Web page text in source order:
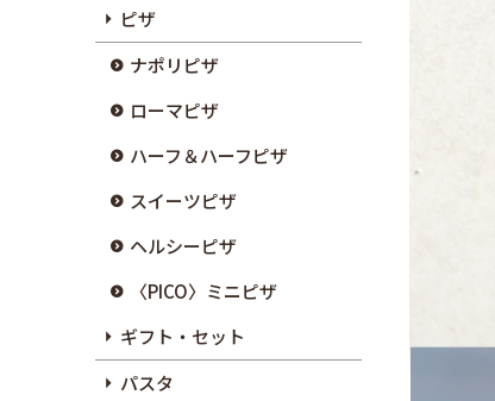
ピザ
ナポリピザ
ローマピザ
ハーフ＆ハーフピザ
スイーツピザ
ヘルシーピザ
〈PICO〉ミニピザ
ギフト・セット
パスタ